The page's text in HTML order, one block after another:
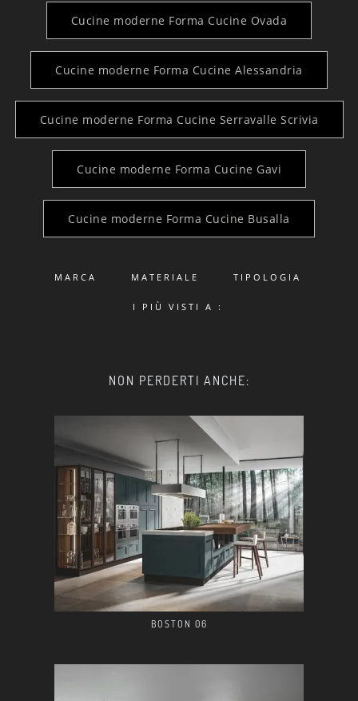
Cucine moderne Forma Cucine Ovada
Cucine moderne Forma Cucine Alessandria
Cucine moderne Forma Cucine Serravalle Scrivia
Cucine moderne Forma Cucine Gavi
Cucine moderne Forma Cucine Busalla
MARCA MATERIALE TIPOLOGIA
I PIÙ VISTI A :
NON PERDERTI ANCHE:
BOSTON 06